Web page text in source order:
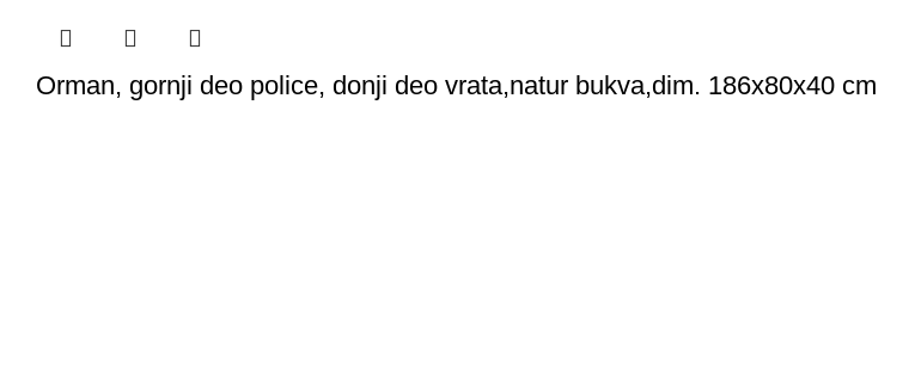
Orman, gornji deo police, donji deo vrata,natur bukva,dim. 186x80x40 cm